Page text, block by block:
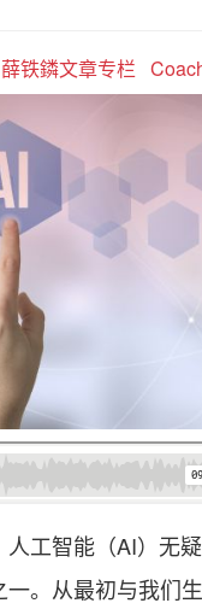
薛铁鏻文章专栏
工智能（AI）无
。从最初与我们